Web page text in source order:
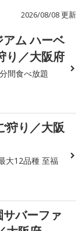
2026/08/08 更新
ム ハーベ
り／大阪府
間食べ放題
狩り／大阪
大12品種 至福
バーファ